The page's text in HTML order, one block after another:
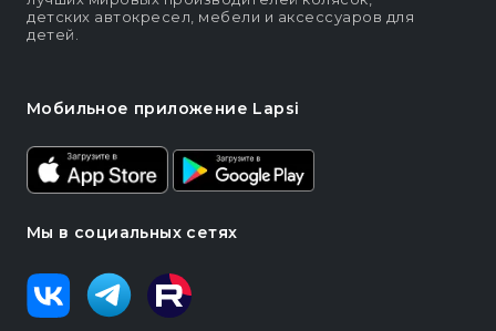
детских автокресел, мебели и аксессуаров для
детей.
Мобильное приложение Lapsi
Мы в социальных сетях